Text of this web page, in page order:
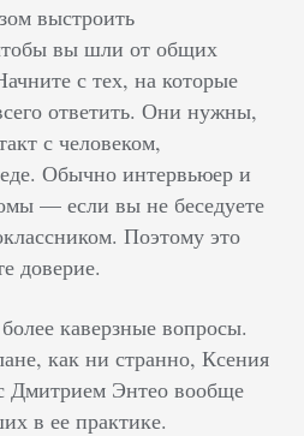
выстроить
вы шли от общих
с тех, на которые
ответить. Они нужны,
с человеком,
Обычно интервьюер и
— если вы не беседуете
Поэтому это
доверие.
каверзные вопросы.
как ни странно, Ксения
Дмитрием Энтео вообще
в ее практике.